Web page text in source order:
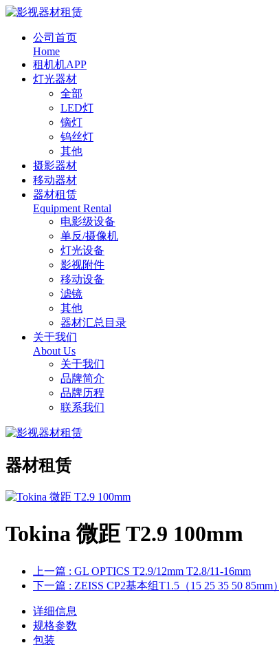
公司首页
Home
租机机APP
灯光器材
全部
LED灯
镝灯
钨丝灯
其他
摄影器材
移动器材
器材租赁
Equipment Rental
电影级设备
单反/摄像机
灯光设备
影视附件
移动设备
滤镜
其他
器材汇总目录
关于我们
About Us
关于我们
品牌简介
品牌历程
联系我们
器材租赁
Tokina 微距 T2.9 100mm
上一篇 : GL OPTICS T2.9/12mm T2.8/11-16mm
下一篇 : ZEISS CP2基本组T1.5（15 25 35 50 85mm）
详细信息
规格参数
包装